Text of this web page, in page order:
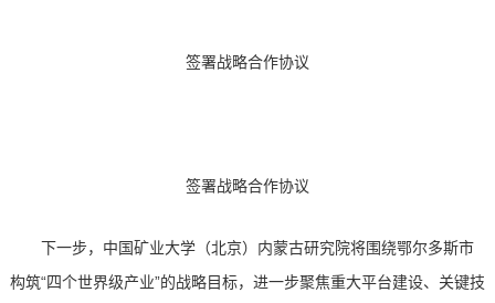
签署战略合作协议
签署战略合作协议
下一步，中国矿业大学（北京）内蒙古研究院将围绕鄂尔多斯市
构筑“四个世界级产业”的战略目标，进一步聚焦重大平台建设、关键技